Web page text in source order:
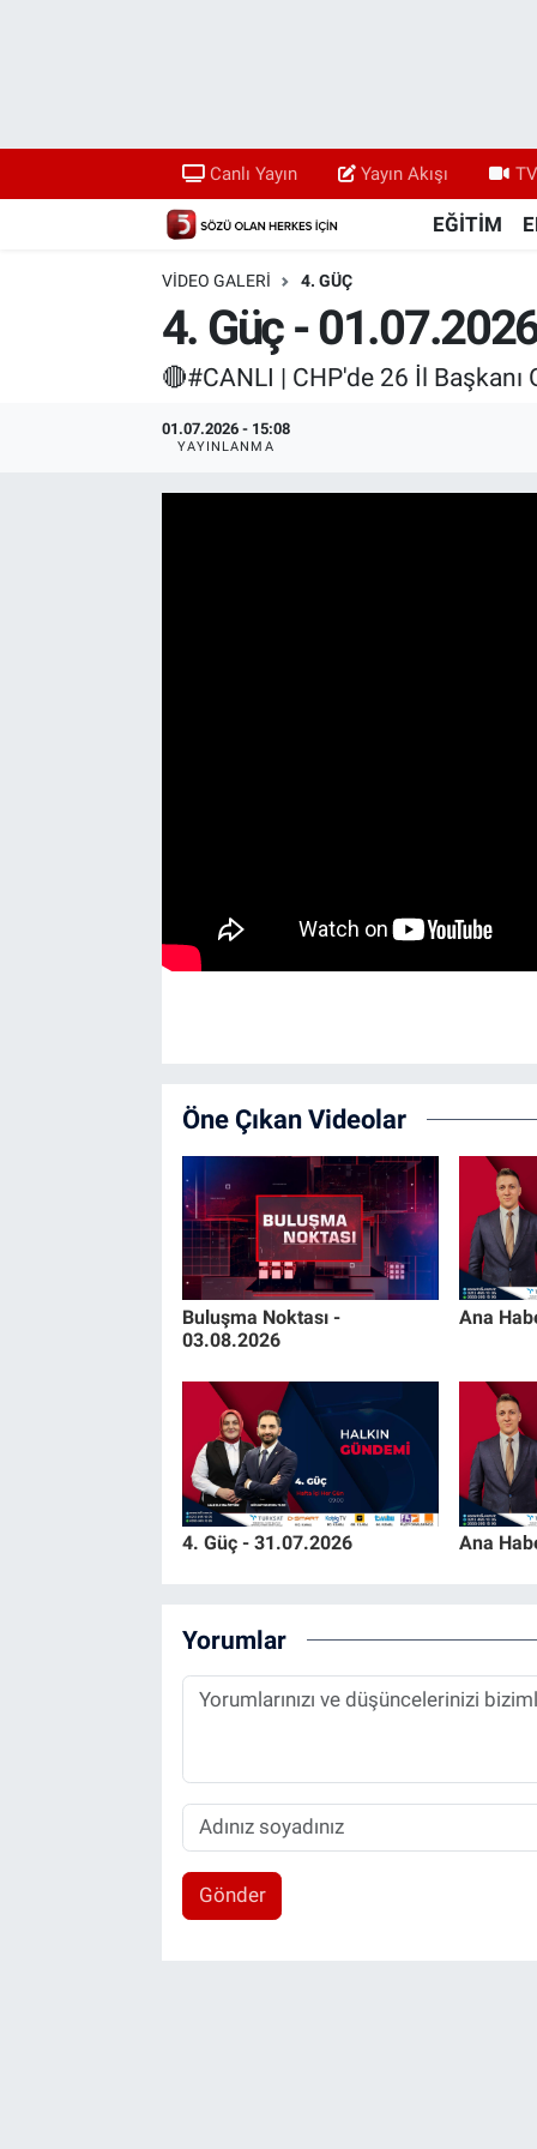
Canlı Yayın Yayın Akışı
EĞİTİM
VIDEO GALERI 4. GÜÇ
4. Güç -
🔴#CANLI | CHP'de 26 İl Başkanı
01.07.2026 - 15:08
YAYINLANMA
Öne Çıkan Videolar
Buluşma Noktası -
03.08.2026
Ana
4. Güç - 31.07.2026 Ana
Yorumlar
Gönder
Yayın Akışı
TV 5 Ekranı ve Arşiv